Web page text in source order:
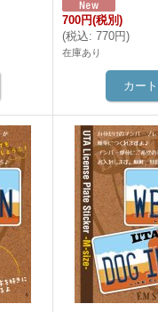
700円(税別)
(税込: 770円)
在庫あり